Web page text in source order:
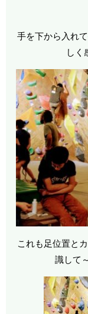
手を下から入れ
しく
これも足位置と
識して